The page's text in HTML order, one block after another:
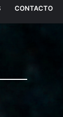
CONTACTO